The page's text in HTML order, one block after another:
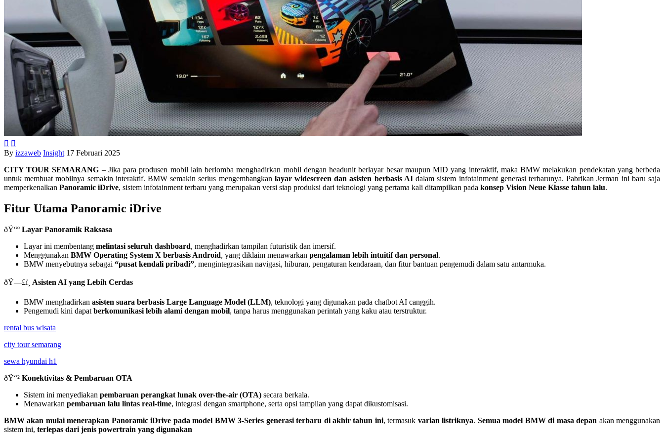
 
By izzaweb Insight 17 Februari 2025
CITY TOUR SEMARANG – Jika para produsen mobil lain berlomba menghadirkan mobil dengan headunit berlayar besar maupun MID yang interaktif, maka BMW melakukan pendekatan yang berbeda
untuk membuat mobilnya semakin interaktif. BMW semakin serius mengembangkan layar widescreen dan asisten berbasis AIdalam sistem infotainment generasi terbarunya. Pabrikan Jerman ini baru saja
memperkenalkan Panoramic iDrive, sistem infotainment terbaru yang merupakan versi siap produksi dari teknologi yang pertama kali ditampilkan pada konsep Vision Neue Klasse tahun lalu.
Fitur Utama Panoramic iDrive
ðŸ“º Layar Panoramik Raksasa
Layar ini membentang melintasi seluruh dashboard, menghadirkan tampilan futuristik dan imersif.
Menggunakan BMW Operating System X berbasis Android, yang diklaim menawarkan pengalaman lebih intuitif dan personal.
BMW menyebutnya sebagai “pusat kendali pribadi”, mengintegrasikan navigasi, hiburan, pengaturan kendaraan, dan fitur bantuan pengemudi dalam satu antarmuka.
ðŸ—£ï¸ Asisten AI yang Lebih Cerdas
BMW menghadirkan asisten suara berbasis Large Language Model (LLM), teknologi yang digunakan pada chatbot AI canggih.
Pengemudi kini dapat berkomunikasi lebih alami dengan mobil, tanpa harus menggunakan perintah yang kaku atau terstruktur.
rental bus wisata
city tour semarang
sewa hyundai h1
ðŸ“² Konektivitas & Pembaruan OTA
Sistem ini menyediakan pembaruan perangkat lunak over-the-air (OTA) secara berkala.
Menawarkan pembaruan lalu lintas real-time, integrasi dengan smartphone, serta opsi tampilan yang dapat dikustomisasi.
BMW akan mulai menerapkan Panoramic iDrive pada model BMW 3-Series generasi terbaru di akhir tahun ini, termasuk varian listriknya. Semua model BMW di masa depan akan menggunakan
sistem ini, terlepas dari jenis powertrain yang digunakan